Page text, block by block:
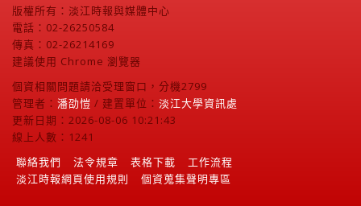
版權所有：淡江時報與媒體中心
電話：02-26250584
傳真：02-26214169
建議使用 Chrome 瀏覽器
個資相關問題請洽受理窗口，分機2799
管理者： 潘劭愷 / 建置單位： 淡江大學資訊處
更新日期：2026-08-06 10:21:43
線上人數：1241
聯絡我們
法令規章 表格下載
工作流程
淡江時報網頁使用規則
個資蒐集聲明專區